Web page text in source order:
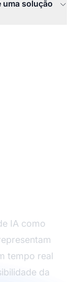
uma solução
IA como
tempo real
da